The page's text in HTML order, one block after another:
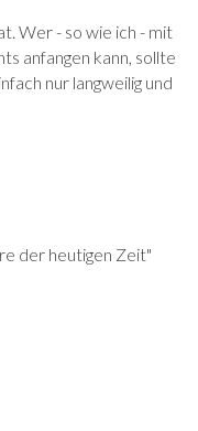
Wer - so wie ich - mit
anfangen kann, sollte
nur langweilig und
der heutigen Zeit"